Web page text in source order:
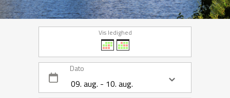
Vis ledighed
Dato